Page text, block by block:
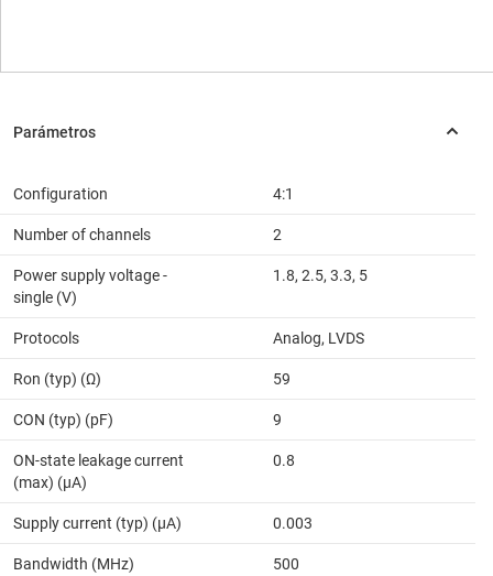
Configuration 4:1
Number of channels 2
Power supply voltage -
single (V)
1.8, 2.5, 3.3, 5
Protocols Analog, LVDS
Ron (typ) (Ω) 59
CON (typ) (pF) 9
ON-state leakage current
(max) (µA)
0.8
Supply current (typ) (µA) 0.003
Bandwidth (MHz) 500